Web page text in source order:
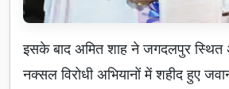
इसके बाद अमित शाह ने जगदलपुर स्थित
नक्सल विरोधी अभियानों में शहीद हुए